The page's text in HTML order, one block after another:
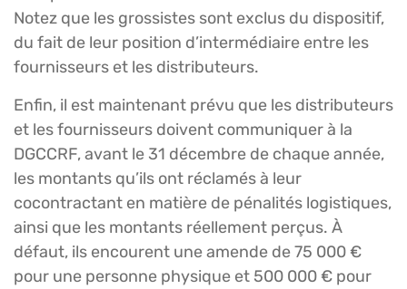
Notez que les grossistes sont exclus du dispositif,
du fait de leur position d’intermédiaire entre les
fournisseurs et les distributeurs.
Enfin, il est maintenant prévu que les distributeurs
et les fournisseurs doivent communiquer à la
DGCCRF, avant le 31 décembre de chaque année,
les montants qu’ils ont réclamés à leur
cocontractant en matière de pénalités logistiques,
ainsi que les montants réellement perçus. À
défaut, ils encourent une amende de 75 000 €
pour une personne physique et 500 000 € pour